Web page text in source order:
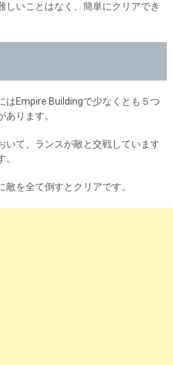
しいことはなく、簡単にクリアでき
はEmpire Buildingで少なくとも５つ
ります。
いて、ランスが敵と交戦しています
を全て倒すとクリアです。